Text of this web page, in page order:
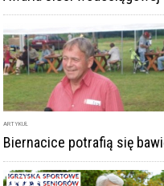
ARTYKUŁ
Biernacice potrafią się